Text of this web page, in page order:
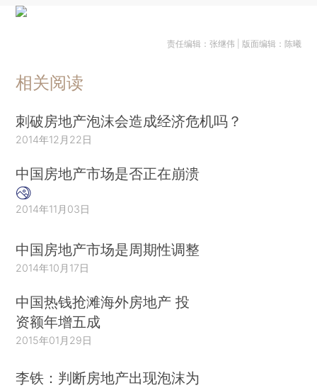
责任编辑：张继伟 | 版面编辑：陈曦
相关阅读
刺破房地产泡沫会造成经济危机吗？
2014年12月22日
中国房地产市场是否正在崩溃
2014年11月03日
中国房地产市场是周期性调整
2014年10月17日
中国热钱抢滩海外房地产 投
资额年增五成
2015年01月29日
李铁：判断房地产出现泡沫为